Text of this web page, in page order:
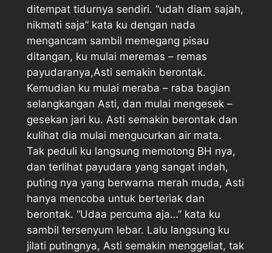
ditempat tidurnya sendiri. “udah diam sajah,
nikmati saja” kata ku dengan nada
mengancam sambil memegang pisau
ditangan, ku mulai meremas – remas
payudaranya,Asti semakin berontak.
Kemudian ku mulai meraba – raba bagian
selangkangan Asti, dan mulai mengesek –
gesekan jari ku. Asti semakin berontak dan
kulihat dia mulai mengucurkan air mata.
Tak peduli ku langsung memotong BH nya,
dan terlihat payudara yang sangat indah,
puting nya yang berwarna merah muda, Asti
hanya mencoba untuk berteriak dan
berontak. “Udaa percuma aja…” kata ku
sambil tersenyum lebar. Lalu langsung ku
jilati putingnya, Asti semakin menggeliat, tak